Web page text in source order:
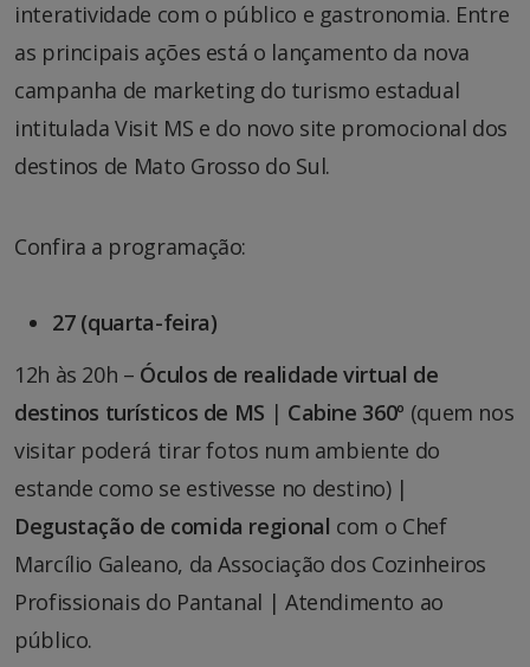
interatividade com o público e gastronomia. Entre
as principais ações está o lançamento da nova
campanha de marketing do turismo estadual
intitulada Visit MS e do novo site promocional dos
destinos de Mato Grosso do Sul.
Confira a programação:
27 (quarta-feira)
12h às 20h – Óculos de realidade virtual de
destinos turísticos de MS | Cabine 360º (quem nos
visitar poderá tirar fotos num ambiente do
estande como se estivesse no destino) |
Degustação de comida regional com o Chef
Marcílio Galeano, da Associação dos Cozinheiros
Profissionais do Pantanal | Atendimento ao
público.